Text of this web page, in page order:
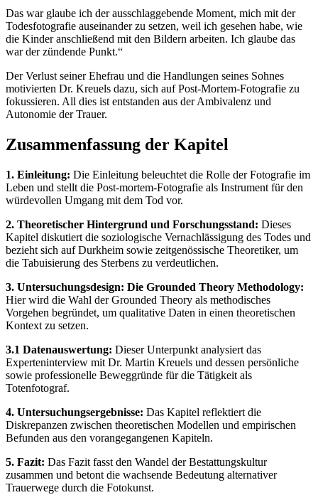
Das war glaube ich der ausschlaggebende Moment, mich mit der
Todesfotografie auseinander zu setzen, weil ich gesehen habe, wie
die Kinder anschließend mit den Bildern arbeiten. Ich glaube das
war der zündende Punkt.“
Der Verlust seiner Ehefrau und die Handlungen seines Sohnes
motivierten Dr. Kreuels dazu, sich auf Post-Mortem-Fotografie zu
fokussieren. All dies ist entstanden aus der Ambivalenz und
Autonomie der Trauer.
Zusammenfassung der Kapitel
1. Einleitung: Die Einleitung beleuchtet die Rolle der Fotografie im
Leben und stellt die Post-mortem-Fotografie als Instrument für den
würdevollen Umgang mit dem Tod vor.
2. Theoretischer Hintergrund und Forschungsstand: Dieses
Kapitel diskutiert die soziologische Vernachlässigung des Todes und
bezieht sich auf Durkheim sowie zeitgenössische Theoretiker, um
die Tabuisierung des Sterbens zu verdeutlichen.
3. Untersuchungsdesign: Die Grounded Theory Methodology:
Hier wird die Wahl der Grounded Theory als methodisches
Vorgehen begründet, um qualitative Daten in einen theoretischen
Kontext zu setzen.
3.1 Datenauswertung: Dieser Unterpunkt analysiert das
Experteninterview mit Dr. Martin Kreuels und dessen persönliche
sowie professionelle Beweggründe für die Tätigkeit als
Totenfotograf.
4. Untersuchungsergebnisse: Das Kapitel reflektiert die
Diskrepanzen zwischen theoretischen Modellen und empirischen
Befunden aus den vorangegangenen Kapiteln.
5. Fazit: Das Fazit fasst den Wandel der Bestattungskultur
zusammen und betont die wachsende Bedeutung alternativer
Trauerwege durch die Fotokunst.